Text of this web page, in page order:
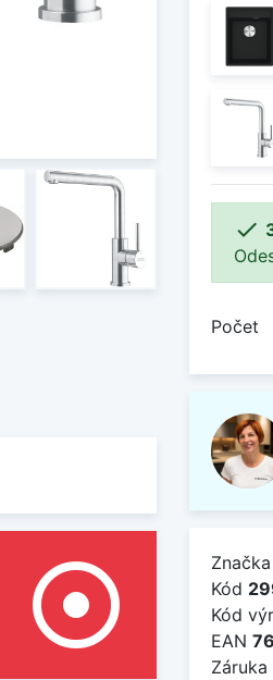
adjust

Počet
Značka
Kód
Kód
EAN
Záruka